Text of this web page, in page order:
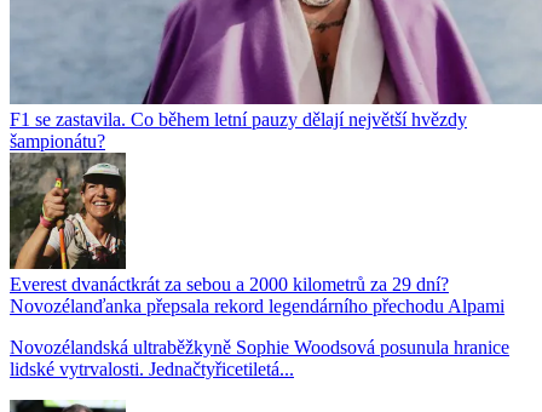
F1 se zastavila. Co během letní pauzy dělají největší hvězdy
šampionátu?
Everest dvanáctkrát za sebou a 2000 kilometrů za 29 dní?
Novozélanďanka přepsala rekord legendárního přechodu Alpami
Novozélandská ultraběžkyně Sophie Woodsová posunula hranice
lidské vytrvalosti. Jednačtyřicetiletá...